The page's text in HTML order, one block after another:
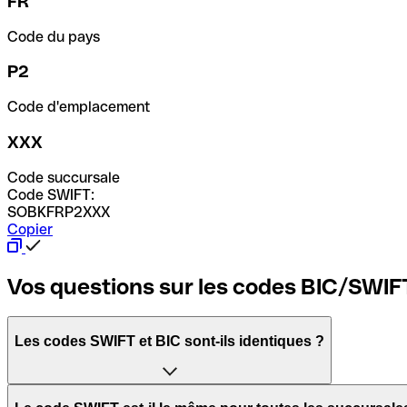
Code du pays
P2
Code d'emplacement
XXX
Code succursale
Code SWIFT:
SOBKFRP2XXX
Copier
Vos questions sur les codes BIC/
Les codes SWIFT et BIC sont-ils identiques ?